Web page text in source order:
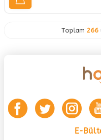
Toplam 266
E-